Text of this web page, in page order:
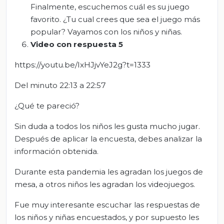
Finalmente, escuchemos cuál es su juego
favorito. ¿Tu cual crees que sea el juego más
popular? Vayamos con los niños y niñas.
Video con respuesta 5
https://youtu.be/IxHJjvYeJ2g?t=1333
Del minuto 22:13 a 22:57
¿Qué te pareció?
Sin duda a todos los niños les gusta mucho jugar.
Después de aplicar la encuesta, debes analizar la
información obtenida.
Durante esta pandemia les agradan los juegos de
mesa, a otros niños les agradan los videojuegos.
Fue muy interesante escuchar las respuestas de
los niños y niñas encuestados, y por supuesto les